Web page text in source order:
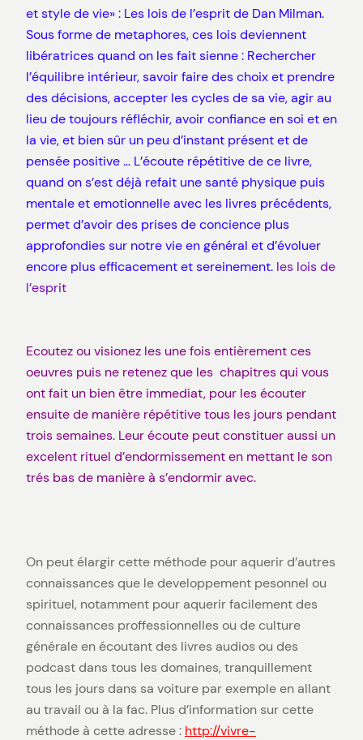
et style de vie» : Les lois de l’esprit de Dan Milman.
Sous forme de metaphores, ces lois deviennent
libératrices quand on les fait sienne : Rechercher
l’équilibre intérieur, savoir faire des choix et prendre
des décisions, accepter les cycles de sa vie, agir au
lieu de toujours réfléchir, avoir confiance en soi et en
la vie, et bien sûr un peu d’instant présent et de
pensée positive … L’écoute répétitive de ce livre,
quand on s’est déjà refait une santé physique puis
mentale et emotionnelle avec les livres précédents,
permet d’avoir des prises de concience plus
approfondies sur notre vie en général et d’évoluer
encore plus efficacement et sereinement. les lois de
l’esprit
Ecoutez ou visionez les une fois entièrement ces
oeuvres puis ne retenez que les chapitres qui vous
ont fait un bien être immediat, pour les écouter
ensuite de manière répétitive tous les jours pendant
trois semaines. Leur écoute peut constituer aussi un
excelent rituel d’endormissement en mettant le son
trés bas de manière à s’endormir avec.
On peut élargir cette méthode pour aquerir d’autres
connaissances que le developpement pesonnel ou
spirituel, notamment pour aquerir facilement des
connaissances proffessionnelles ou de culture
générale en écoutant des livres audios ou des
podcast dans tous les domaines, tranquillement
tous les jours dans sa voiture par exemple en allant
au travail ou à la fac. Plus d’information sur cette
méthode à cette adresse : http://vivre-